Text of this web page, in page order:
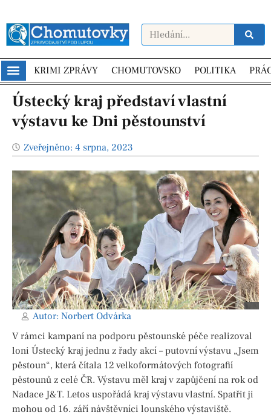
KRIMI ZPRÁVY CHOMUTOVSKO POLITIKA
Ústecký kraj představí vlastní
výstavu ke Dni pěstounství
Zveřejněno: 4 srpna, 2023
Autor: Norbert Odvárka
V rámci kampaní na podporu pěstounské péče realizoval
loni Ústecký kraj jednu z řady akcí – putovní výstavu „Jsem
pěstoun“, která čítala 12 velkoformátových fotografií
pěstounů z celé ČR. Výstavu měl kraj v zapůjčení na rok od
Nadace J&T. Letos uspořádá kraj výstavu vlastní. Spatřit ji
mohou od 16. září návštěvníci lounského výstaviště.